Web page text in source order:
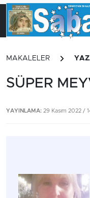
MAKALELER
SÜPER
YAYINLAMA: 29 Kasım 2022 /